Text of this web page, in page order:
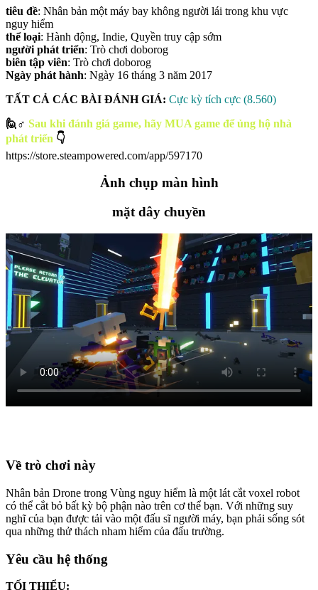
tiêu đề: Nhân bản một máy bay không người lái trong khu vực
nguy hiểm
thể loại: Hành động, Indie, Quyền truy cập sớm
người phát triển: Trò chơi doborog
biên tập viên: Trò chơi doborog
Ngày phát hành: Ngày 16 tháng 3 năm 2017
TẤT CẢ CÁC BÀI ĐÁNH GIÁ: Cực kỳ tích cực (8.560)
🙋♂ Sau khi đánh giá game, hãy MUA game để ủng hộ nhà
phát triển 👇
https://store.steampowered.com/app/597170
Ảnh chụp màn hình
mặt dây chuyền
Về trò chơi này
Nhân bản Drone trong Vùng nguy hiểm là một lát cắt voxel robot
có thể cắt bỏ bất kỳ bộ phận nào trên cơ thể bạn. Với những suy
nghĩ của bạn được tải vào một đấu sĩ người máy, bạn phải sống sót
qua những thử thách nham hiểm của đấu trường.
Yêu cầu hệ thống
TỐI THIỂU: